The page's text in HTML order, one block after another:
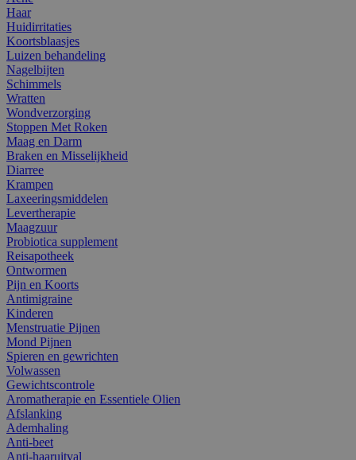
Haar
Huidirritaties
Koortsblaasjes
Luizen behandeling
Nagelbijten
Schimmels
Wratten
Wondverzorging
Stoppen Met Roken
Maag en Darm
Braken en Misselijkheid
Diarree
Krampen
Laxeeringsmiddelen
Levertherapie
Maagzuur
Probiotica supplement
Reisapotheek
Ontwormen
Pijn en Koorts
Antimigraine
Kinderen
Menstruatie Pijnen
Mond Pijnen
Spieren en gewrichten
Volwassen
Gewichtscontrole
Aromatherapie en Essentiele Olien
Afslanking
Ademhaling
Anti-beet
Anti-haaruitval